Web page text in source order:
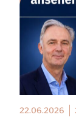
22.06.2026